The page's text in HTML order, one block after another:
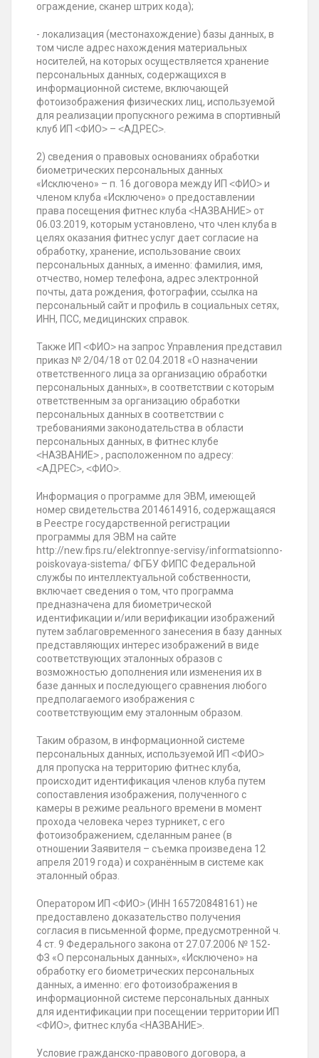
ограждение, сканер штрих кода);
- локализация (местонахождение) базы данных, в
том числе адрес нахождения материальных
носителей, на которых осуществляется хранение
персональных данных, содержащихся в
информационной системе, включающей
фотоизображения физических лиц, используемой
для реализации пропускного режима в спортивный
клуб ИП ˂ФИО˃ – ˂АДРЕС˃.
2) сведения о правовых основаниях обработки
биометрических персональных данных
«Исключено» – п. 16 договора между ИП ˂ФИО˃ и
членом клуба «Исключено» о предоставлении
права посещения фитнес клуба ˂НАЗВАНИЕ˃ от
06.03.2019, которым установлено, что член клуба в
целях оказания фитнес услуг дает согласие на
обработку, хранение, использование своих
персональных данных, а именно: фамилия, имя,
отчество, номер телефона, адрес электронной
почты, дата рождения, фотографии, ссылка на
персональный сайт и профиль в социальных сетях,
ИНН, ПСС, медицинских справок.
Также ИП ˂ФИО˃ на запрос Управления представил
приказ № 2/04/18 от 02.04.2018 «О назначении
ответственного лица за организацию обработки
персональных данных», в соответствии с которым
ответственным за организацию обработки
персональных данных в соответствии с
требованиями законодательства в области
персональных данных, в фитнес клубе
˂НАЗВАНИЕ˃ , расположенном по адресу:
˂АДРЕС˃, ˂ФИО˃.
Информация о программе для ЭВМ, имеющей
номер свидетельства 2014614916, содержащаяся
в Реестре государственной регистрации
программы для ЭВМ на сайте
http://new.fips.ru/elektronnye-servisy/informatsionno-
poiskovaya-sistema/ ФГБУ ФИПС Федеральной
службы по интеллектуальной собственности,
включает сведения о том, что программа
предназначена для биометрической
идентификации и/или верификации изображений
путем заблаговременного занесения в базу данных
представляющих интерес изображений в виде
соответствующих эталонных образов с
возможностью дополнения или изменения их в
базе данных и последующего сравнения любого
предполагаемого изображения с
соответствующим ему эталонным образом.
Таким образом, в информационной системе
персональных данных, используемой ИП ˂ФИО˃
для пропуска на территорию фитнес клуба,
происходит идентификация членов клуба путем
сопоставления изображения, полученного с
камеры в режиме реального времени в момент
прохода человека через турникет, с его
фотоизображением, сделанным ранее (в
отношении Заявителя – съемка произведена 12
апреля 2019 года) и сохранённым в системе как
эталонный образ.
Оператором ИП ˂ФИО˃ (ИНН 165720848161) не
предоставлено доказательство получения
согласия в письменной форме, предусмотренной ч.
4 ст. 9 Федерального закона от 27.07.2006 № 152-
ФЗ «О персональных данных», «Исключено» на
обработку его биометрических персональных
данных, а именно: его фотоизображения в
информационной системе персональных данных
для идентификации при посещении территории ИП
˂ФИО˃, фитнес клуба ˂НАЗВАНИЕ˃.
Условие гражданско-правового договора, а